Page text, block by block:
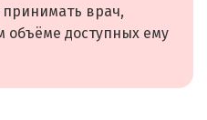
врач,
объёме доступных ему